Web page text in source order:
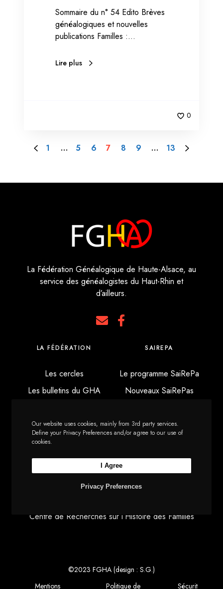
Sommaire du n° 54 Edito Brèves
généalogiques et nouvelles
publications Familles :…
Lire plus
0
1 … 5 6 7 8 9 … 13
La Fédération Généalogique de Haute-Alsace, au
service des généalogistes du Haut-Rhin et
d’ailleurs.
LA FÉDÉRATION
Les cercles
Les bulletins du GHA
SAIREPA
Le programme SaiRePa
Nouveaux SaiRePas
LIENS UTILES
AD du Haut-Rhin
Centre de Recherches sur l’Histoire des Familles
©2023 FGHA (design : S.G.)
Mentions
Politique de Sécurit
Our website uses cookies, mainly from 3rd party services.
Define your Privacy Preferences and/or agree to our use of
cookies.
Privacy Preferences
I Agree